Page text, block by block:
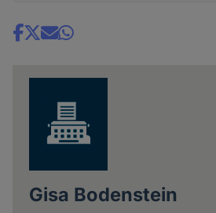
Share
Gisa Bodenstein